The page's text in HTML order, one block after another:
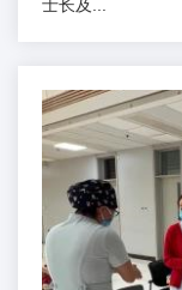
士长及...